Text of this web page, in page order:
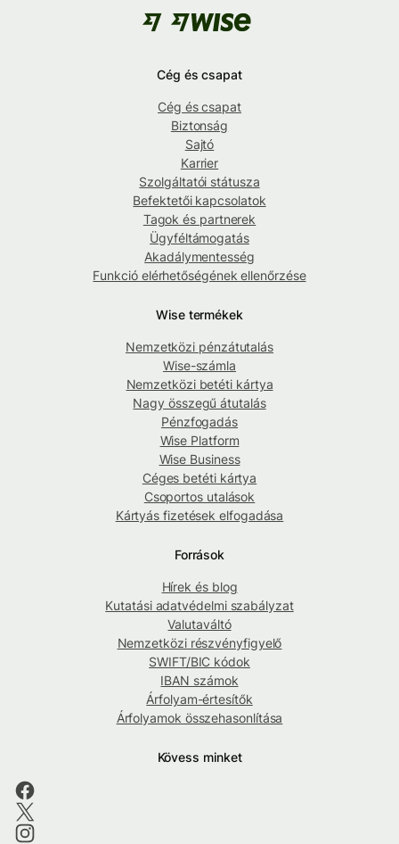
Cég és csapat
Cég és csapat
Biztonság
Sajtó
Karrier
Szolgáltatói státusza
Befektetői kapcsolatok
Tagok és partnerek
Ügyféltámogatás
Akadálymentesség
Funkció elérhetőségének ellenőrzése
Wise termékek
Nemzetközi pénzátutalás
Wise-számla
Nemzetközi betéti kártya
Nagy összegű átutalás
Pénzfogadás
Wise Platform
Wise Business
Céges betéti kártya
Csoportos utalások
Kártyás fizetések elfogadása
Források
Hírek és blog
Kutatási adatvédelmi szabályzat
Valutaváltó
Nemzetközi részvényfigyelő
SWIFT/BIC kódok
IBAN számok
Árfolyam-értesítők
Árfolyamok összehasonlítása
Kövess minket